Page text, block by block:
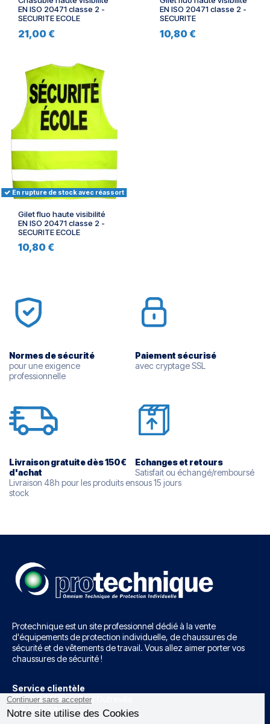
EN ISO 20471 classe 2 -
SECURITE ECOLE
21,00 €
EN ISO 20471 classe 2 -
SECURITE
10,80 €
En rupture de stock avec réassort
Gilet fluo haute visibilité
EN ISO 20471 classe 2 -
SECURITE ECOLE
10,80 €
Normes de sécurité
pour une exigence
professionnelle
Paiement sécurisé
avec cryptage SSL
Livraison gratuite dès 150€
d'achat
Livraison 48h pour les produits en
stock
Echanges et retours
Satisfait ou échangé/remboursé
sous 15 jours
Protechnique est un site professionnel dédié à la vente
d'équipements de protection individuelle, de chaussures de
sécurité et de vêtements de travail. Vous allez aimer porter vos
chaussures de sécurité !
Service clientèle
12 rue J.B Néron, Z.I d'Outreville
60540 BORNEL